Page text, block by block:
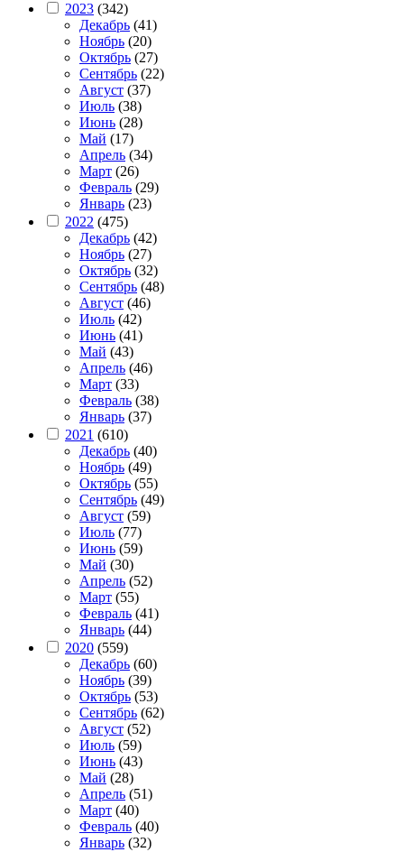
2023 (342)
Декабрь (41)
Ноябрь (20)
Октябрь (27)
Сентябрь (22)
Август (37)
Июль (38)
Июнь (28)
Май (17)
Апрель (34)
Март (26)
Февраль (29)
Январь (23)
2022 (475)
Декабрь (42)
Ноябрь (27)
Октябрь (32)
Сентябрь (48)
Август (46)
Июль (42)
Июнь (41)
Май (43)
Апрель (46)
Март (33)
Февраль (38)
Январь (37)
2021 (610)
Декабрь (40)
Ноябрь (49)
Октябрь (55)
Сентябрь (49)
Август (59)
Июль (77)
Июнь (59)
Май (30)
Апрель (52)
Март (55)
Февраль (41)
Январь (44)
2020 (559)
Декабрь (60)
Ноябрь (39)
Октябрь (53)
Сентябрь (62)
Август (52)
Июль (59)
Июнь (43)
Май (28)
Апрель (51)
Март (40)
Февраль (40)
Январь (32)